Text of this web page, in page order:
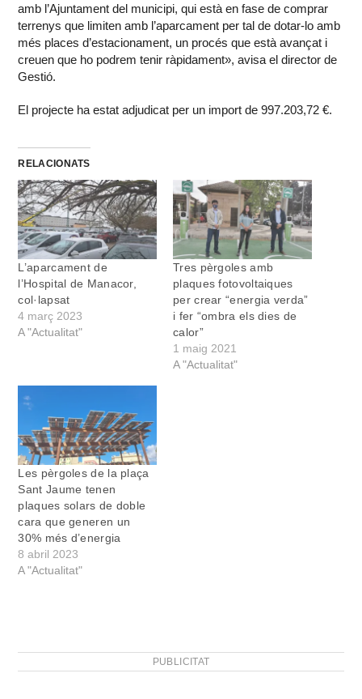
amb l’Ajuntament del municipi, qui està en fase de comprar
terrenys que limiten amb l’aparcament per tal de dotar-lo amb
més places d’estacionament, un procés que està avançat i
creuen que ho podrem tenir ràpidament», avisa el director de
Gestió.
El projecte ha estat adjudicat per un import de 997.203,72 €.
RELACIONATS
L’aparcament de
l’Hospital de Manacor,
col·lapsat
4 març 2023
A "Actualitat"
Tres pèrgoles amb
plaques fotovoltaiques
per crear “energia verda”
i fer “ombra els dies de
calor”
1 maig 2021
A "Actualitat"
Les pèrgoles de la plaça
Sant Jaume tenen
plaques solars de doble
cara que generen un
30% més d’energia
8 abril 2023
A "Actualitat"
PUBLICITAT